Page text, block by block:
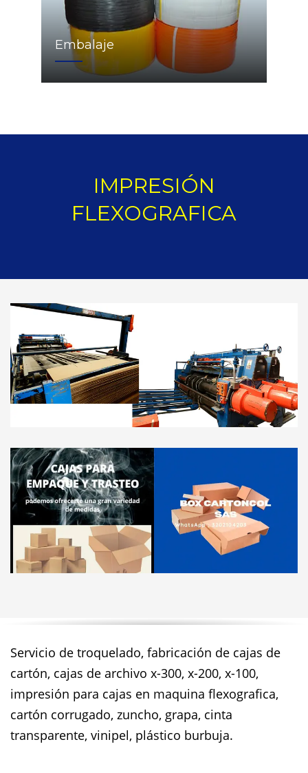
Embalaje
IMPRESIÓN
FLEXOGRAFICA
Servicio de troquelado, fabricación de cajas de
cartón, cajas de archivo x-300, x-200, x-100,
impresión para cajas en maquina flexografica,
cartón corrugado, zuncho, grapa, cinta
transparente, vinipel, plástico burbuja.